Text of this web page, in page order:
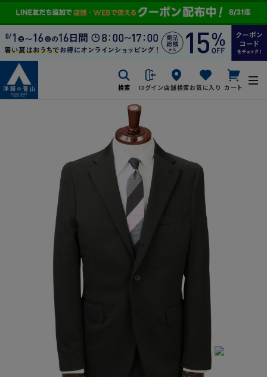
検索 ログイン店舗検索お気に入り カート